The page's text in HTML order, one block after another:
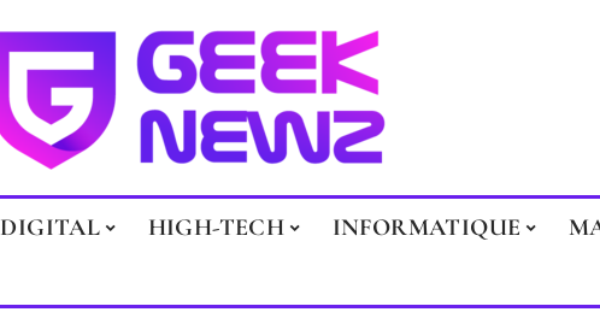
DIGITAL HIGH-TECH INFORMATIQUE